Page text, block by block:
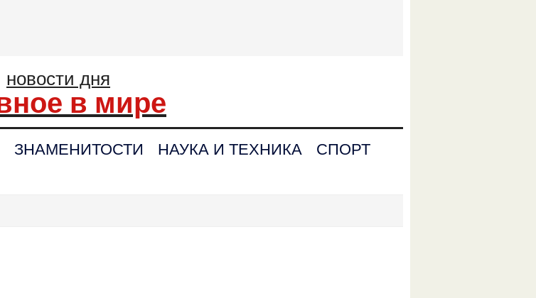
новости дня
в мире
ЗНАМЕНИТОСТИ НАУКА И ТЕХНИКА
СПОРТ